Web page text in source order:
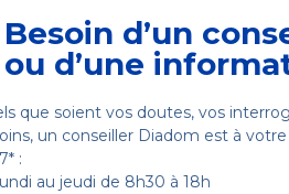
Besoin d’un
ou d’une
que soient vos doutes, vos
un conseiller Diadom est à
:
au jeudi de 8h30 à 18h